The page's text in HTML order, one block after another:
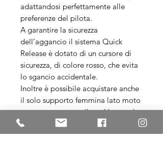
adattandosi perfettamente alle
preferenze del pilota.
A garantire la sicurezza
dell’aggancio il sistema Quick
Release è dotato di un cursore di
sicurezza, di colore rosso, che evita
lo sgancio accidentale.
Inoltre è possibile acquistare anche
il solo supporto femmina lato moto
per poter spostare il tuo Hugerock
X70 agevolmente su piu moto
Compatibile con le nostre Piastre di